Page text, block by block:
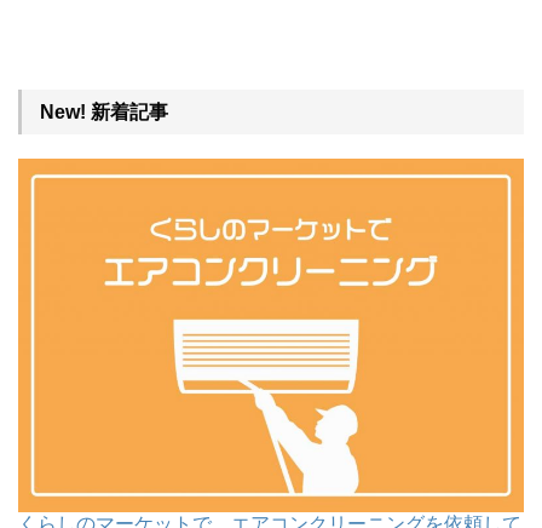
New! 新着記事
くらしのマーケットで、エアコンクリーニングを依頼して